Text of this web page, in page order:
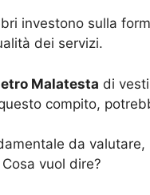
investono sulla
dei servizi.
Malatesta di
compito,
da valutare,
vuol dire?